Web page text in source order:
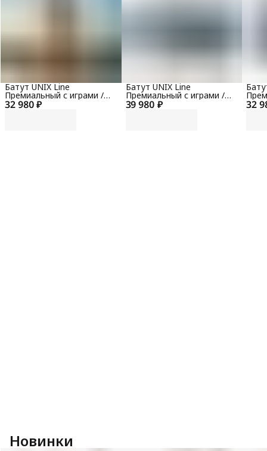
32 980 ₽
Батут UNIX Line
Премиальный с играми /
Supreme Game 14 ft (427
см) зеленый
39 980 ₽
Батут UNIX Line
Премиальный с играми /
Supreme Game 16 ft (488
см) синий
32
см)
Новинки